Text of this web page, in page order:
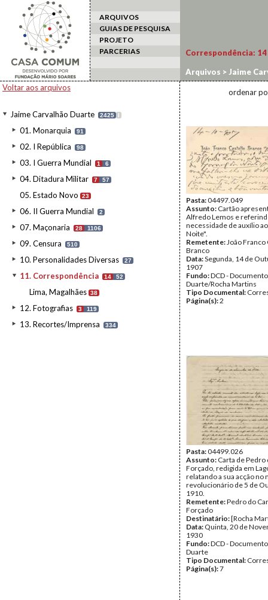
ARQUIVOS
GUIAS DE PESQUISA
PROJETO
PARCERIAS
Voltar aos arquivos
Jaime Carvalhão Duarte 2425 I
01. Monarquia 91
02. I República 98
03. I Guerra Mundial 1 6
04. Ditadura Militar 7 57
05. Estado Novo 23
06. II Guerra Mundial 2
07. Maçonaria 28 1106
09. Censura 510
10. Personalidades Diversas 27
11. Correspondência 14 52
Lima, Magalhães 38
12. Fotografias 3 119
13. Recortes/Imprensa 334
Correspondência: 14
Arquivos > Jaime
ordenar
Pasta:04497.049
Assunto: Cartão
Alfredo Lemos e
necessidade de auxílio
Noite".
Remetente:João Franco
Branco
Data:Segunda, 14 de
1907
Fundo:DCD -
Duarte/Rocha Martins
Tipo Documental:
Página(s):2
Pasta:04499.026
Assunto: Carta de Pedro
Forçado, redigida em
relatando a sua acção
revolucionário de 5 de
1910.
Remetente:Pedro do
Forçado
Destinatário:[Rocha
Data: Quinta, 20 de
1930
Fundo:DCD -
Duarte
Tipo Documental:
Página(s):7